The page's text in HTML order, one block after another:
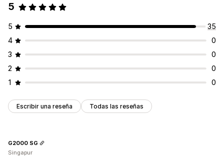
5
5
35
4
0
3
0
2
0
1
0
Escribir una reseña Todas las reseñas
G2000 SG
Singapur